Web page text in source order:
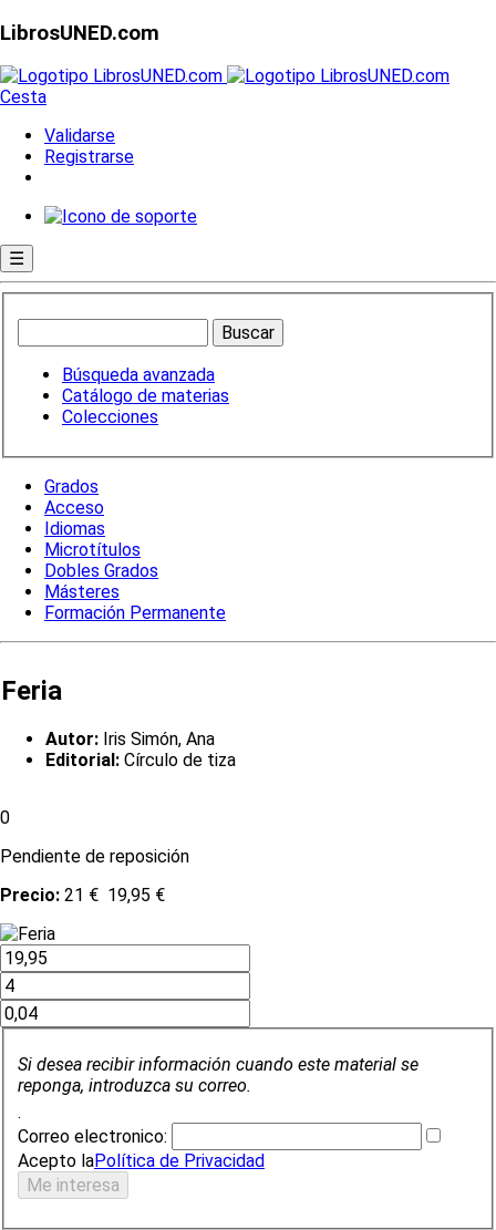
LibrosUNED.com
Cesta
Validarse
Registrarse
☰
Búsqueda avanzada
Catálogo de materias
Colecciones
Grados
Acceso
Idiomas
Microtítulos
Dobles Grados
Másteres
Formación Permanente
Feria
Autor: Iris Simón, Ana
Editorial: Círculo de tiza
0
Pendiente de reposición
Precio: 21 € 19,95 €
Si desea recibir información cuando este material se
reponga, introduzca su correo.
.
Correo electronico:
Acepto laPolítica de Privacidad